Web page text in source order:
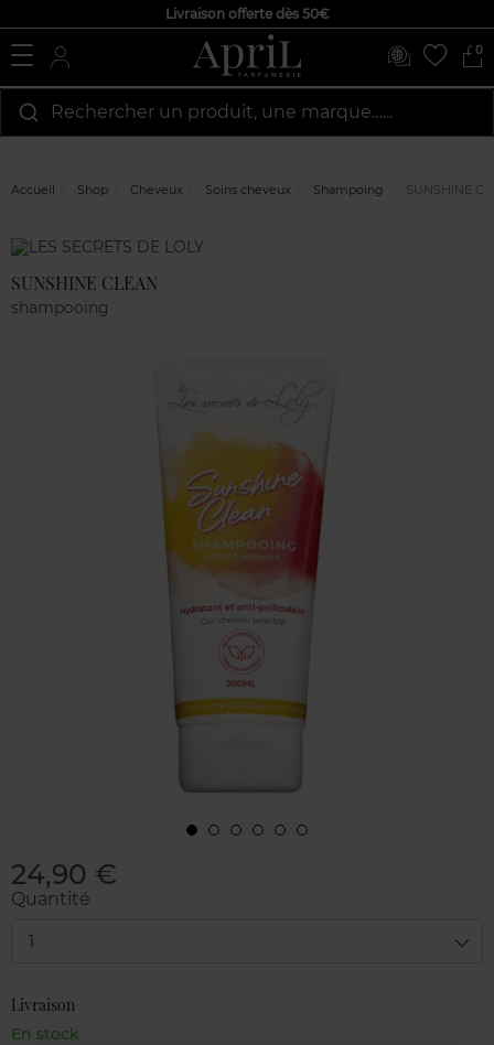
Livraison offerte dès 50€
0
Rechercher un produit, une marque…...
Accueil Shop Cheveux Soins cheveux Shampoing SUNSHINE
Marque
SUNSHINE CLEAN
shampooing
24,90 €
Quantité
1
Livraison
En stock